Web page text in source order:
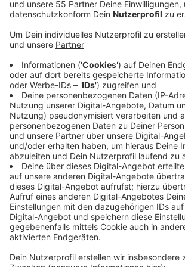
Anzeige
Laut der Westdeutschen Zeitung
nicht selbst Insolvenz angemeldet;
sollen zwei Gläubiger das Verfahren
Bestätigt ist, dass das Hamburger
drei Gesellschaften von dasbob ein
Insolvenzverfahren vorläufig eröffnet
der WZ hat der Gründer von dasbob
er sich keine Sorgen mache. Die letzte
Finanzierungsrunde sei abgeschlossen -
das Unternehmen die Gläubiger sofort
würde allerdings nur mit Zustimmung
Insolvenzverwalters gehen. Der KFC
bereits vor einigen Monaten den
mit dasbob wegen ausgebliebener